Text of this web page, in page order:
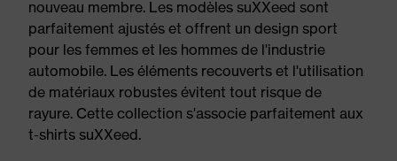
nouveau membre. Les modèles suXXeed sont
parfaitement ajustés et offrent un design sport
pour les femmes et les hommes de l'industrie
automobile. Les éléments recouverts et l'utilisation
de matériaux robustes évitent tout risque de
rayure. Cette collection s'associe parfaitement aux
t-shirts suXXeed.